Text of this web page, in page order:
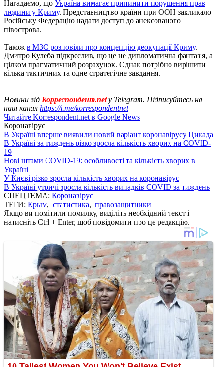
Нагадаємо, що Україна вимагає припинити порушення прав
людини у Криму. Представництво країни при ООН закликало
Російську Федерацію надати доступ до анексованого
півострова.
Також в МЗС розповіли про концепцію деокупації Криму.
Дмитро Кулеба підкреслив, що це не дипломатична фантазія, а
цілком прагматичний розрахунок. Однак потрібно вирішити
кілька тактичних та одне стратегічне завдання.
Новини від Корреспондент.netу Telegram. Підписуйтесь на
наш канал https://t.me/korrespondentnet
Читайте Korrespondent.net в Google News
Коронавірус
В Україні вперше виявили новий варіант коронавірусу Цикада
В Україні за тиждень різко зросла кількість хворих на COVID-
19
Нові штами COVID-19: особливості та кількість хворих в
Україні
У Києві різко зросла кількість хворих на коронавірус
В Україні утричі зросла кількість випадків COVID за тиждень
СПЕЦТЕМА: Коронавірус
ТЕГИ: Крым, статистика, правозащитники
Якщо ви помітили помилку, виділіть необхідний текст і
натисніть Ctrl + Enter, щоб повідомити про це редакцію.